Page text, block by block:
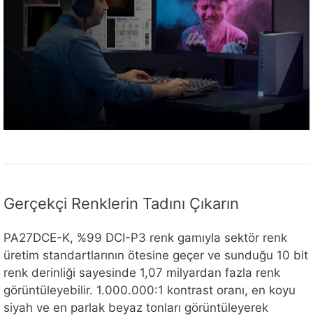
Gerçekçi Renklerin Tadını Çıkarın
PA27DCE-K, %99 DCI-P3 renk gamıyla sektör renk
üretim standartlarının ötesine geçer ve sunduğu 10 bit
renk derinliği sayesinde 1,07 milyardan fazla renk
görüntüleyebilir. 1.000.000:1 kontrast oranı, en koyu
siyah ve en parlak beyaz tonları görüntüleyerek